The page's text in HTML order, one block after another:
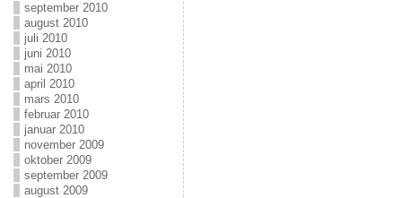
september 2010
august 2010
juli 2010
juni 2010
mai 2010
april 2010
mars 2010
februar 2010
januar 2010
november 2009
oktober 2009
september 2009
august 2009